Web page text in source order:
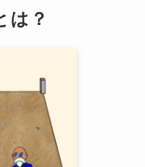
は？